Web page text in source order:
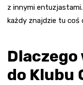
z innymi
każdy znajdzie tu coś
Dlaczego
do Klubu